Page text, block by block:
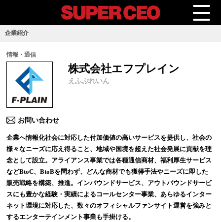
企業紹介
情報・通信
株式会社エフプレイン
えふぷれいん
お問い合わせ
企業へ情報化社会に対応した付加価値の高いサービスを提供し、社会の
様々なニーズに応え得ること、地域や国境を超えた社会発展に貢献を理
念として設立。アライアンス事業では各種通信商材、福利厚生サービス
などBtoC、BtoBを問わず、どんな商材でも獲得手法やニーズに即した
販売戦略を構築、推進。インバウンドサービス、アウトバウンドサービ
スにも豊かな経験・実績によるコールセンター事業、あらゆるインター
ネット環境に対応した、数々のオフィシャルファンサイト運営を強みと
するエンターテインメント事業も手掛ける。